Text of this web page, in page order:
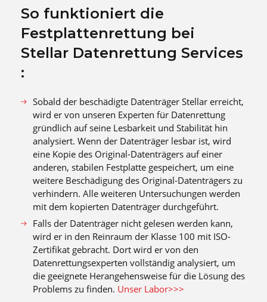
So funktioniert die
Festplattenrettung bei
Stellar Datenrettung Services
:
Sobald der beschädigte Datenträger Stellar erreicht,
wird er von unseren Experten für Datenrettung
gründlich auf seine Lesbarkeit und Stabilität hin
analysiert. Wenn der Datenträger lesbar ist, wird
eine Kopie des Original-Datenträgers auf einer
anderen, stabilen Festplatte gespeichert, um eine
weitere Beschädigung des Original-Datenträgers zu
verhindern. Alle weiteren Untersuchungen werden
mit dem kopierten Datenträger durchgeführt.
Falls der Datenträger nicht gelesen werden kann,
wird er in den Reinraum der Klasse 100 mit ISO-
Zertifikat gebracht. Dort wird er von den
Datenrettungsexperten vollständig analysiert, um
die geeignete Herangehensweise für die Lösung des
Problems zu finden. Unser Labor>>>